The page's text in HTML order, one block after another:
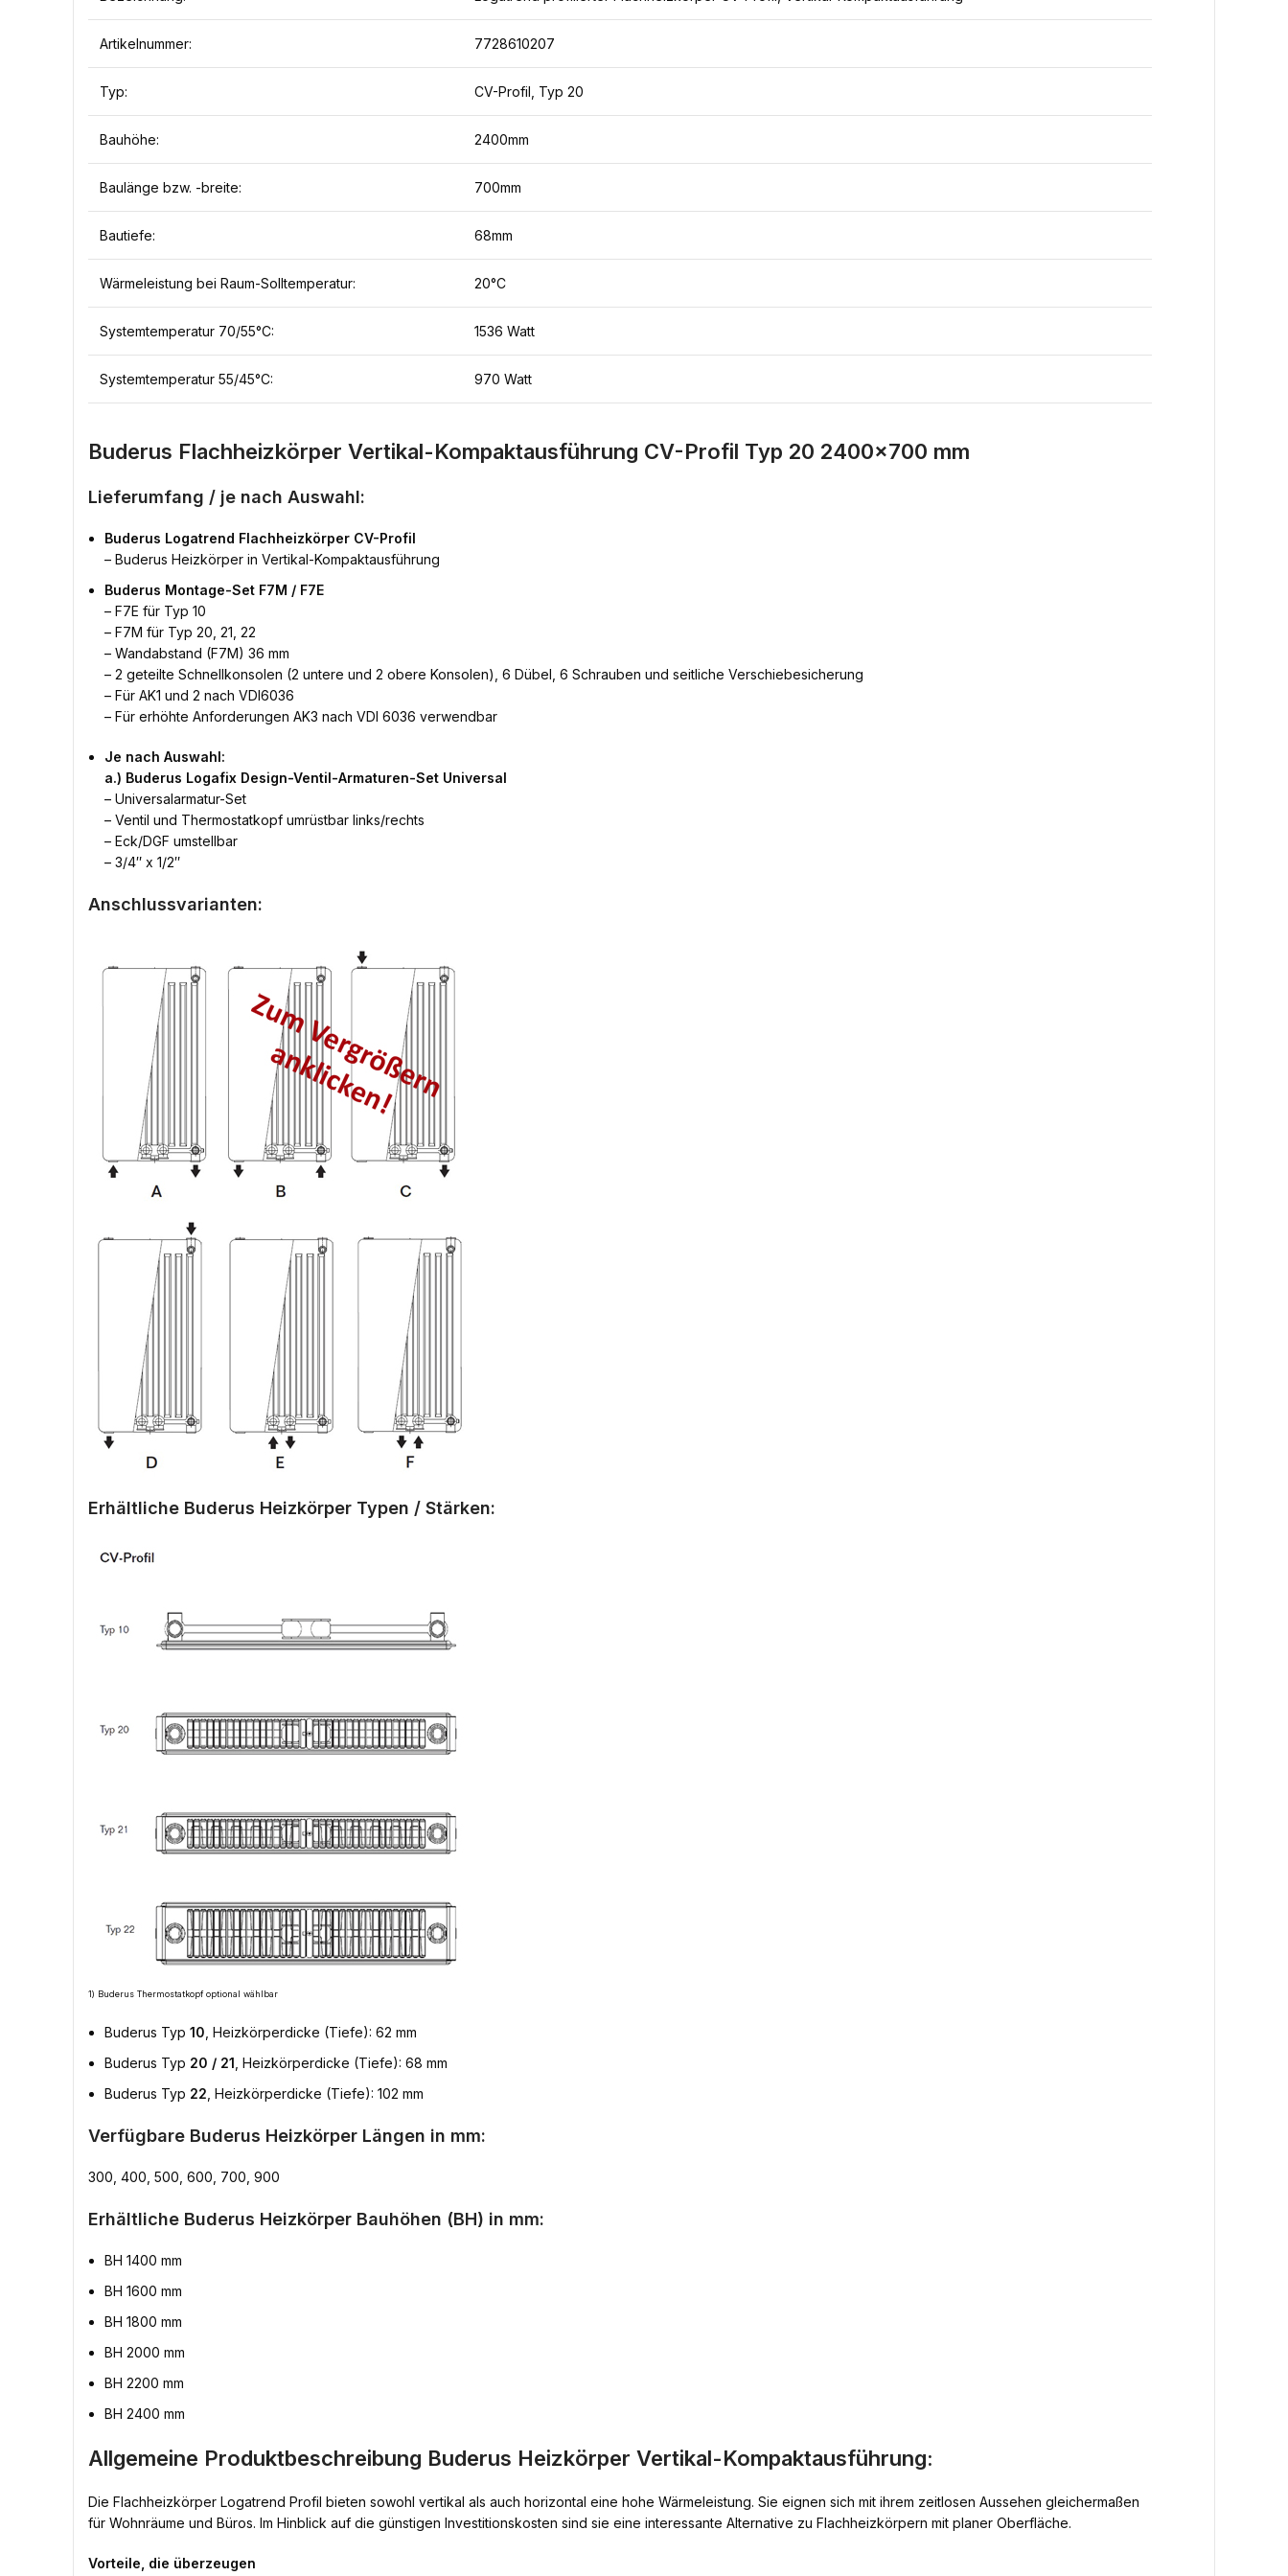
Artikelnummer: 7728610207
Typ: CV-Profil, Typ 20
Bauhöhe: 2400mm
Baulänge bzw. -breite: 700mm
Bautiefe: 68mm
Wärmeleistung bei Raum-Solltemperatur: 20°C
Systemtemperatur 70/55°C: 1536 Watt
Systemtemperatur 55/45°C: 970 Watt
Buderus Flachheizkörper Vertikal-Kompaktausführung CV-Profil Typ 20 2400×700 mm
Lieferumfang / je nach Auswahl:
Buderus Logatrend Flachheizkörper CV-Profil
– Buderus Heizkörper in Vertikal-Kompaktausführung
Buderus Montage-Set F7M / F7E
– F7E für Typ 10
– F7M für Typ 20, 21, 22
– Wandabstand (F7M) 36 mm
– 2 geteilte Schnellkonsolen (2 untere und 2 obere Konsolen), 6 Dübel, 6 Schrauben und seitliche Verschiebesicherung
– Für AK1 und 2 nach VDI6036
– Für erhöhte Anforderungen AK3 nach VDI 6036 verwendbar
Je nach Auswahl:
a.) Buderus Logafix Design-Ventil-Armaturen-Set Universal
– Universalarmatur-Set
– Ventil und Thermostatkopf umrüstbar links/rechts
– Eck/DGF umstellbar
– 3/4″ x 1/2″
Anschlussvarianten:
Erhältliche Buderus Heizkörper Typen / Stärken:
1) Buderus Thermostatkopf optional wählbar
Buderus Typ 10 , Heizkörperdicke (Tiefe): 62 mm
Buderus Typ 20 / 21 , Heizkörperdicke (Tiefe): 68 mm
Buderus Typ 22 , Heizkörperdicke (Tiefe): 102 mm
Verfügbare Buderus Heizkörper Längen in mm:
300, 400, 500, 600, 700, 900
Erhältliche Buderus Heizkörper Bauhöhen (BH) in mm:
BH 1400 mm
BH 1600 mm
BH 1800 mm
BH 2000 mm
BH 2200 mm
BH 2400 mm
Allgemeine Produktbeschreibung Buderus Heizkörper Vertikal-Kompaktausführung:
Die Flachheizkörper Logatrend Profil bieten sowohl vertikal als auch horizontal eine hohe Wärmeleistung. Sie eignen sich mit ihrem zeitlosen Aussehen gleichermaßen
für Wohnräume und Büros. Im Hinblick auf die günstigen Investitionskosten sind sie eine interessante Alternative zu Flachheizkörpern mit planer Oberfläche.
Vorteile, die überzeugen